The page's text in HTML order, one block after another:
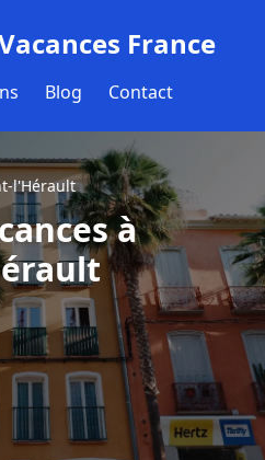
France
Blog Contact
l'Hérault
à